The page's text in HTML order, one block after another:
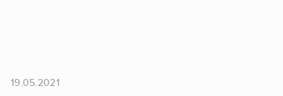
19.05.2021